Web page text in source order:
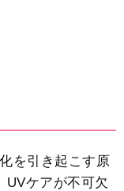
を引き起こす原
UVケアが不可欠